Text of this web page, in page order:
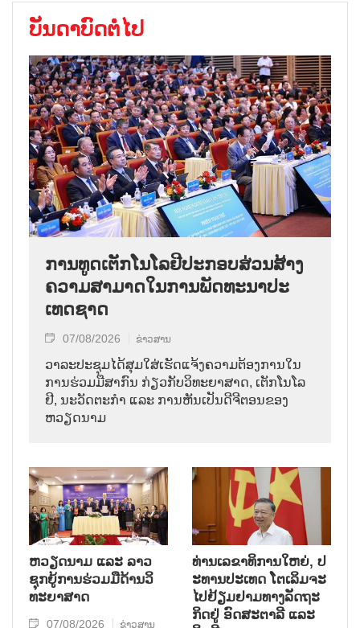
ບັນດາບົດຕໍ່ໄປ
ການ​ທູດ​ເຕັກ​ໂນ​ໂລ​ຢີ​ປະ​ກອບ​ສ່ວນ​ສ້າງ​
ຄວາມ​ສາ​ມາດ​ໃນ​ການ​ພັດ​ທະ​ນາ​ປະ​
ເທດ​ຊາດ
07/08/2026 ຂ່າວສານ
ວາ​ລະ​ປະ​ຊຸມ​ໄດ້​ສຸມ​ໃສ່​ເຮັດ​ແຈ້ງ​ຄວາມ​ຕ້ອງ​ການ​ໃນ​
ການ​ຮ່ວມ​ມື​ສາ​ກົນ ກ່ຽວ​ກັບ​ວິ​ທະ​ຍາ​ສາດ, ເຕັກ​ໂນ​ໂລ​
ຢີ, ນະ​ວັດ​ຕະ​ກຳ ແລະ ການ​ຫັນ​ເປັນ​ດີ​ຈີ​ຕອນ​ຂອງ
ຫວຽດ​ນາມ
ຫວຽດ​ນາມ ແລະ ລາວ​
ຊຸກ​ຍູ້​ການ​ຮ່ວມ​ມື​ດ້ານວ​ິ​
ທະ​ຍາ​ສາດ
07/08/2026 ຂ່າວສານ
ທ່ານ​ເລ​ຂາ​ທິ​ການ​ໃຫຍ່, ປ​
ະ​ທານ​ປະ​ເທດ ໂຕ​ເລິມ​ຈະ​
ໄປ​ຢ້ຽມ​ຢາມ​ທາງ​ລັດ​ຖະ​
ກິດ​ຢູ່ ອົດ​ສະ​ຕາ​ລີ ແລະ